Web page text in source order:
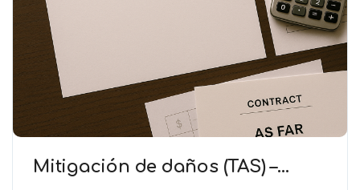
Mitigación de daños (TAS) –